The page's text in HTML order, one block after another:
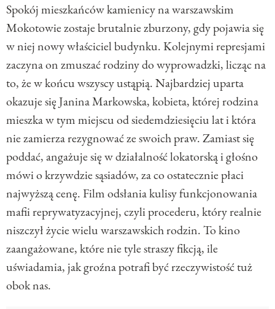
Spokój mieszkańców kamienicy na warszawskim
Mokotowie zostaje brutalnie zburzony, gdy pojawia się
w niej nowy właściciel budynku. Kolejnymi represjami
zaczyna on zmuszać rodziny do wyprowadzki, licząc na
to, że w końcu wszyscy ustąpią. Najbardziej uparta
okazuje się Janina Markowska, kobieta, której rodzina
mieszka w tym miejscu od siedemdziesięciu lat i która
nie zamierza rezygnować ze swoich praw. Zamiast się
poddać, angażuje się w działalność lokatorską i głośno
mówi o krzywdzie sąsiadów, za co ostatecznie płaci
najwyższą cenę. Film odsłania kulisy funkcjonowania
mafii reprywatyzacyjnej, czyli procederu, który realnie
niszczył życie wielu warszawskich rodzin. To kino
zaangażowane, które nie tyle straszy fikcją, ile
uświadamia, jak groźna potrafi być rzeczywistość tuż
obok nas.